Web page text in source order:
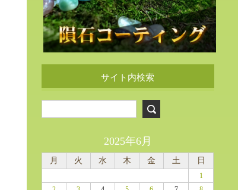
サイト内検索
2025年6月
月 火 水 木 金 土 日
1